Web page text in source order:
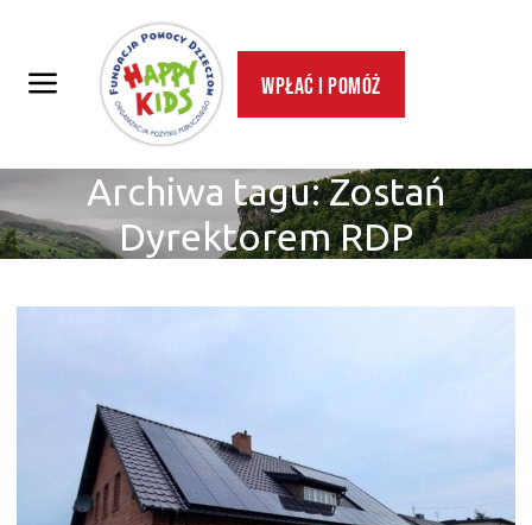
Wpłać i pomóż
Archiwa tagu:Zostań
Dyrektorem RDP